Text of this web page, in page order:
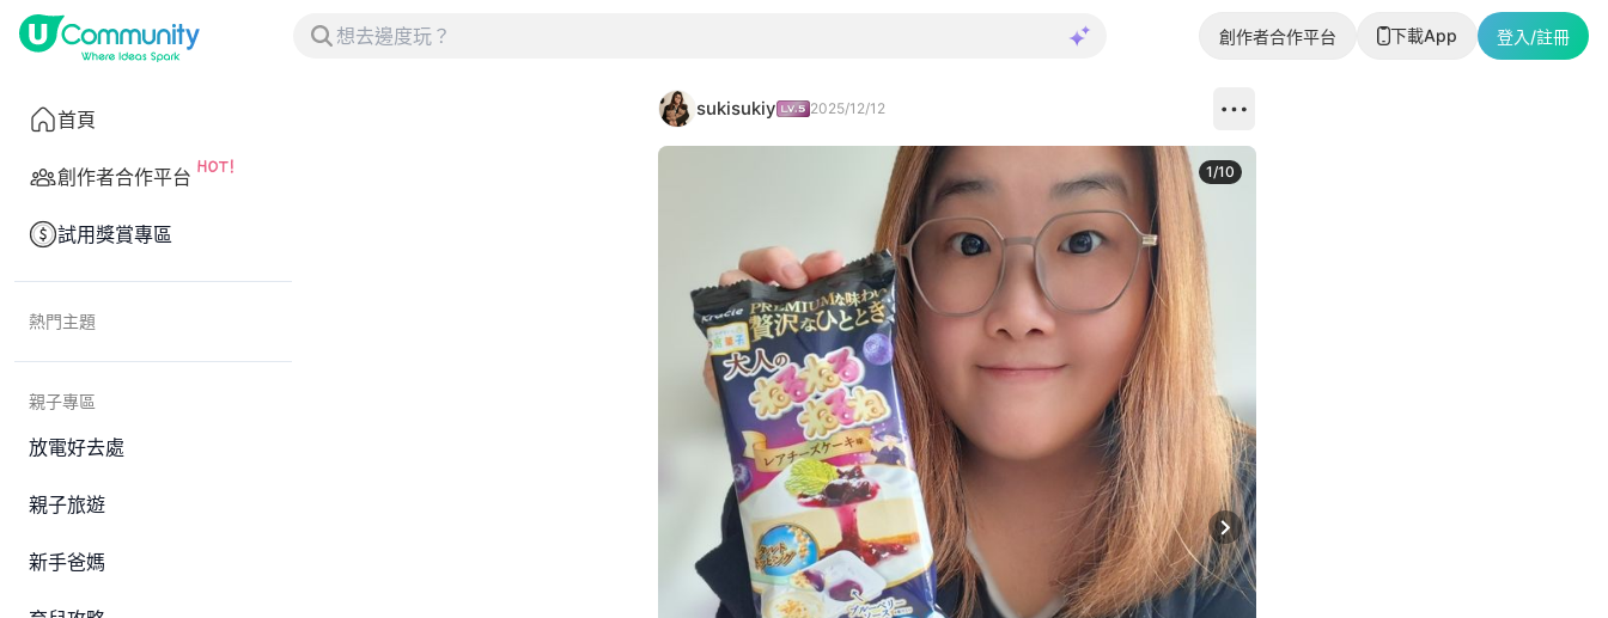
創作者合作平台 下載App 登入/註冊
首頁
創作者合作平台
試用獎賞專區
熱門主題
親子專區
放電好去處
親子旅遊
新手爸媽
sukisukiy 2025/12/12
Next slide
1/10